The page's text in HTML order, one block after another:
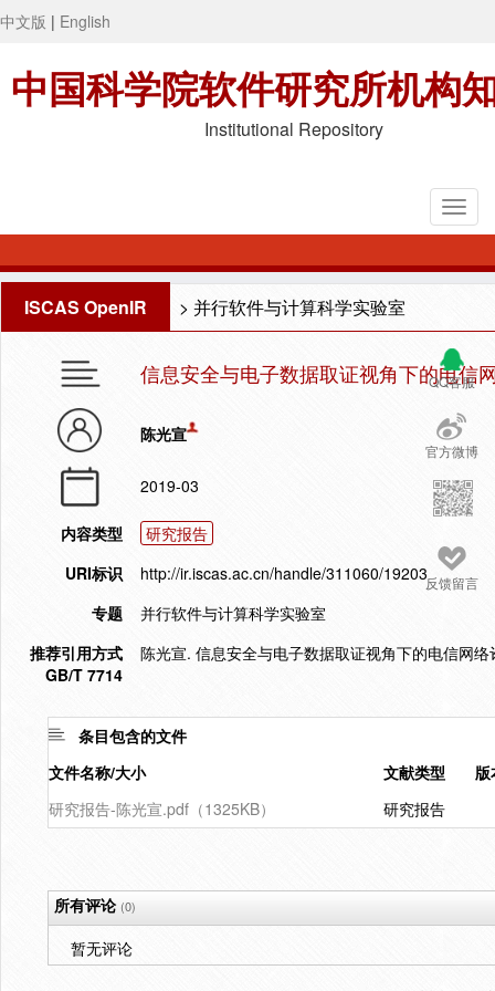
中文版 | English
中国科学院软件研究所机构
Institutional Repository
ISCAS OpenIR > 并行软件与计算科学实验室
QQ客服
官方微博
反馈留言
信息安全与电子数据取证视角下的电信
陈光宣
2019-03
内容类型
研究报告
URI标识
http://ir.iscas.ac.cn/handle/311060/19203
专题
并行软件与计算科学实验室
推荐引用方式
GB/T 7714
陈光宣. 信息安全与电子数据取证视角下的电信网
条目包含的文件
文件名称/大小
文献类型
版
研究报告-陈光宣.pdf（1325KB）
研究报告
所有评论(0)
暂无评论